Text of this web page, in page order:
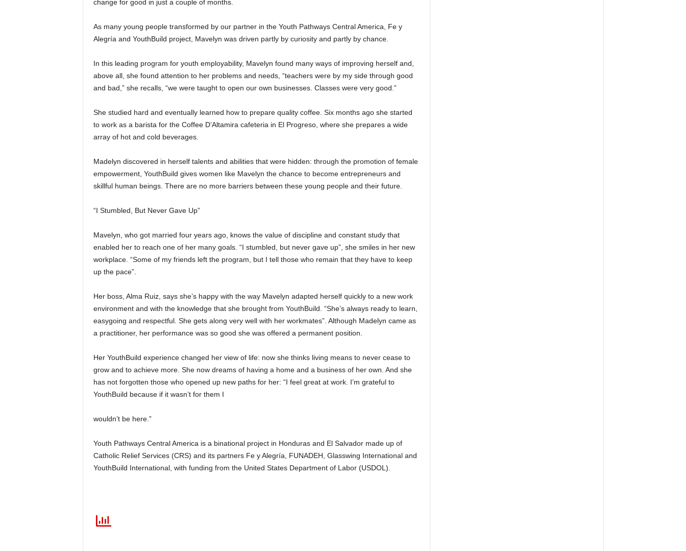
change for good in just a couple of months.
As many young people transformed by our partner in the Youth Pathways Central America, Fe y
Alegría and YouthBuild project, Mavelyn was driven partly by curiosity and partly by chance.
In this leading program for youth employability, Mavelyn found many ways of improving herself and,
above all, she found attention to her problems and needs, “teachers were by my side through good
and bad,” she recalls, “we were taught to open our own businesses. Classes were very good.”
She studied hard and eventually learned how to prepare quality coffee. Six months ago she started
to work as a barista for the Coffee D’Altamira cafeteria in El Progreso, where she prepares a wide
array of hot and cold beverages.
Madelyn discovered in herself talents and abilities that were hidden: through the promotion of female
empowerment, YouthBuild gives women like Mavelyn the chance to become entrepreneurs and
skillful human beings. There are no more barriers between these young people and their future.
“I Stumbled, But Never Gave Up”
Mavelyn, who got married four years ago, knows the value of discipline and constant study that
enabled her to reach one of her many goals. “I stumbled, but never gave up”, she smiles in her new
workplace. “Some of my friends left the program, but I tell those who remain that they have to keep
up the pace”.
Her boss, Alma Ruiz, says she’s happy with the way Mavelyn adapted herself quickly to a new work
environment and with the knowledge that she brought from YouthBuild. “She’s always ready to learn,
easygoing and respectful. She gets along very well with her workmates”. Although Madelyn came as
a practitioner, her performance was so good she was offered a permanent position.
Her YouthBuild experience changed her view of life: now she thinks living means to never cease to
grow and to achieve more. She now dreams of having a home and a business of her own. And she
has not forgotten those who opened up new paths for her: “I feel great at work. I’m grateful to
YouthBuild because if it wasn’t for them I
wouldn’t be here.”
Youth Pathways Central America is a binational project in Honduras and El Salvador made up of
Catholic Relief Services (CRS) and its partners Fe y Alegría, FUNADEH, Glasswing International and
YouthBuild International, with funding from the United States Department of Labor (USDOL).